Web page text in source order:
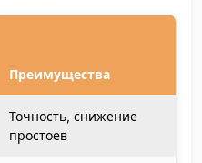
Преимущества
Точность, снижение
простоев